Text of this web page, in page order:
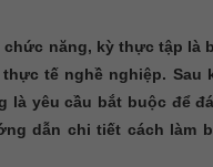
năng, kỳ thực tập là
tế nghề nghiệp. Sau
yêu cầu bắt buộc để
dẫn chi tiết cách làm